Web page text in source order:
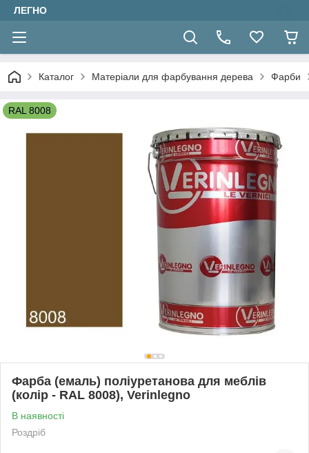
ЛЕГНО
Каталог Матеріали для фарбування дерева Фарби
RAL 8008
Фарба (емаль) поліуретанова для меблів
(колір - RAL 8008), Verinlegno
В наявності
Роздріб